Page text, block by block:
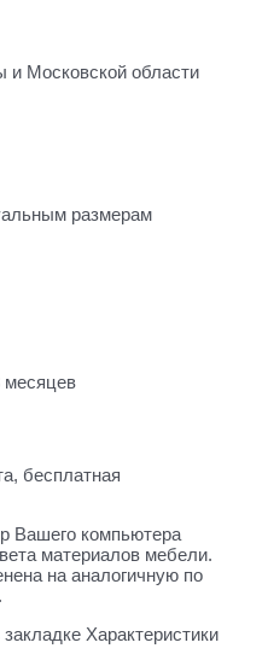
Московской области
размерам
месяцев
бесплатная
Вашего компьютера
материалов мебели.
на аналогичную по
Характеристики